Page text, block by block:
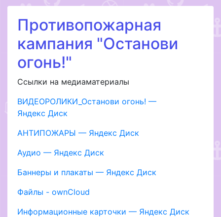
Противопожарная
кампания "Останови
огонь!"
Ссылки на медиаматериалы
ВИДЕОРОЛИКИ_Останови огонь! —
Яндекс Диск
АНТИПОЖАРЫ — Яндекс Диск
Аудио — Яндекс Диск
Баннеры и плакаты — Яндекс Диск
Файлы - ownCloud
Информационные карточки — Яндекс Диск